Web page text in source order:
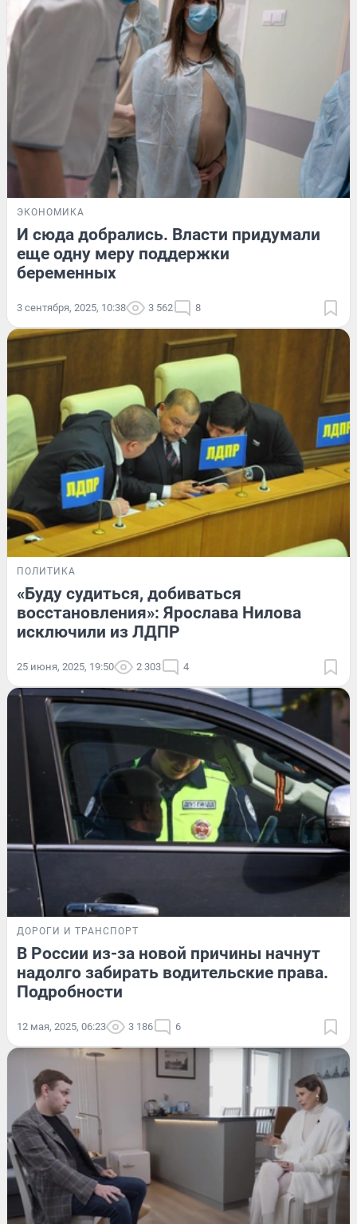
ЭКОНОМИКА
И сюда добрались. Власти придумали
еще одну меру поддержки
беременных
3 сентября, 2025, 10:38 3 562 8
ПОЛИТИКА
«Буду судиться, добиваться
восстановления»: Ярослава Нилова
исключили из ЛДПР
25 июня, 2025, 19:50 2 303 4
ДОРОГИ И ТРАНСПОРТ
В России из-за новой причины начнут
надолго забирать водительские права.
Подробности
12 мая, 2025, 06:23 3 186 6